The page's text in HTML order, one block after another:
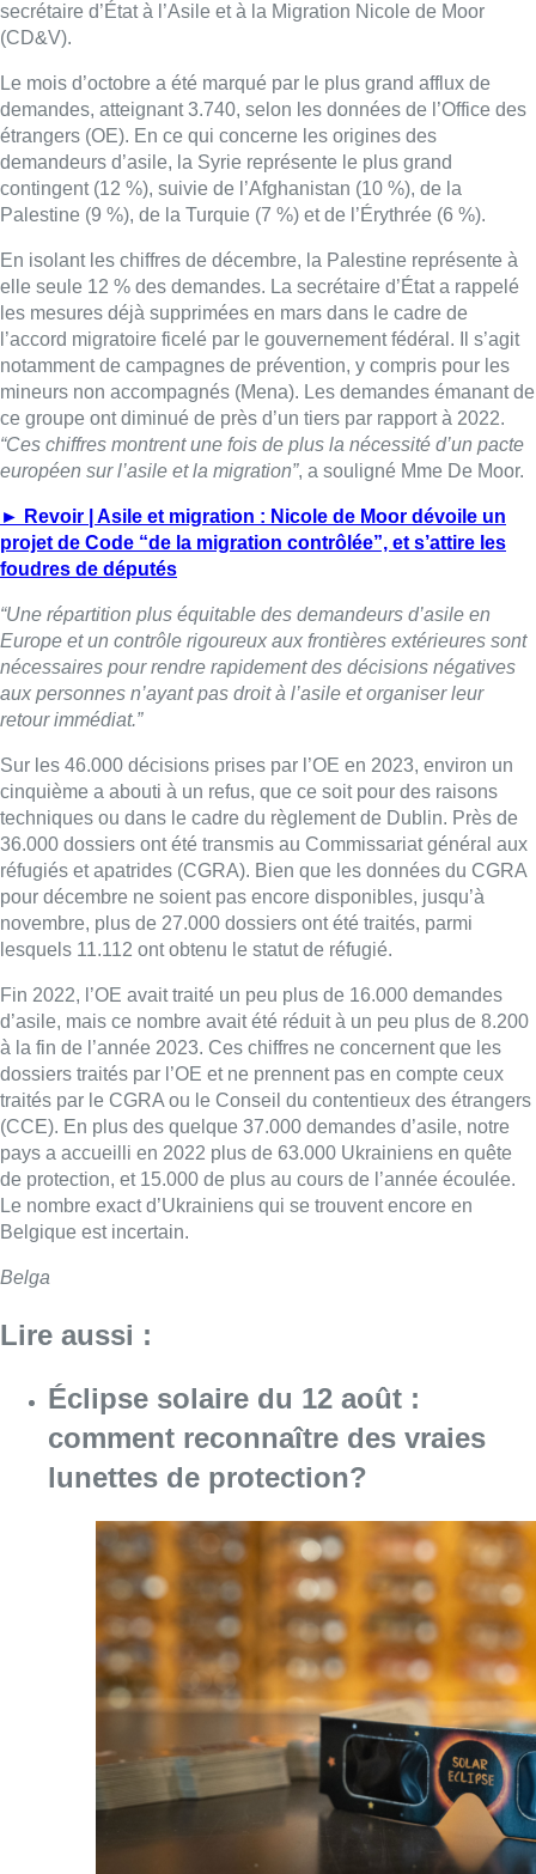
secrétaire d’État à l’Asile et à la Migration Nicole de Moor
(CD&V).
Le mois d’octobre a été marqué par le plus grand afflux de
demandes, atteignant 3.740, selon les données de l’Office des
étrangers (OE). En ce qui concerne les origines des
demandeurs d’asile, la Syrie représente le plus grand
contingent (12 %), suivie de l’Afghanistan (10 %), de la
Palestine (9 %), de la Turquie (7 %) et de l’Érythrée (6 %).
En isolant les chiffres de décembre, la Palestine représente à
elle seule 12 % des demandes. La secrétaire d’État a rappelé
les mesures déjà supprimées en mars dans le cadre de
l’accord migratoire ficelé par le gouvernement fédéral. Il s’agit
notamment de campagnes de prévention, y compris pour les
mineurs non accompagnés (Mena). Les demandes émanant de
ce groupe ont diminué de près d’un tiers par rapport à 2022.
“Ces chiffres montrent une fois de plus la nécessité d’un pacte
européen sur l’asile et la migration”, a souligné Mme De Moor.
► Revoir | Asile et migration : Nicole de Moor dévoile un
projet de Code “de la migration contrôlée”, et s’attire les
foudres de députés
“Une répartition plus équitable des demandeurs d’asile en
Europe et un contrôle rigoureux aux frontières extérieures sont
nécessaires pour rendre rapidement des décisions négatives
aux personnes n’ayant pas droit à l’asile et organiser leur
retour immédiat.”
Sur les 46.000 décisions prises par l’OE en 2023, environ un
cinquième a abouti à un refus, que ce soit pour des raisons
techniques ou dans le cadre du règlement de Dublin. Près de
36.000 dossiers ont été transmis au Commissariat général aux
réfugiés et apatrides (CGRA). Bien que les données du CGRA
pour décembre ne soient pas encore disponibles, jusqu’à
novembre, plus de 27.000 dossiers ont été traités, parmi
lesquels 11.112 ont obtenu le statut de réfugié.
Fin 2022, l’OE avait traité un peu plus de 16.000 demandes
d’asile, mais ce nombre avait été réduit à un peu plus de 8.200
à la fin de l’année 2023. Ces chiffres ne concernent que les
dossiers traités par l’OE et ne prennent pas en compte ceux
traités par le CGRA ou le Conseil du contentieux des étrangers
(CCE). En plus des quelque 37.000 demandes d’asile, notre
pays a accueilli en 2022 plus de 63.000 Ukrainiens en quête
de protection, et 15.000 de plus au cours de l’année écoulée.
Le nombre exact d’Ukrainiens qui se trouvent encore en
Belgique est incertain.
Belga
Lire aussi :
Éclipse solaire du 12 août :
comment reconnaître des vraies
lunettes de protection?